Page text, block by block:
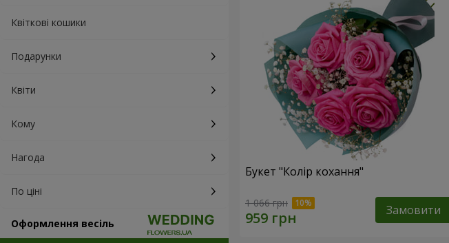
Квіткові кошики
Подарунки
Квіти
Кому
Нагода
По ціні
Оформлення весіль
Букет "Колір кохання"
1 066 грн Замовити